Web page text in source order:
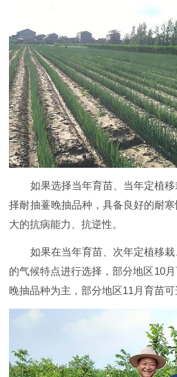
如果选择当年育苗、当年定植
择耐抽薹晚抽品种，具备良好的耐
大的抗病能力、抗逆性。
如果在当年育苗、次年定植移
的气候特点进行选择，部分地区10
晚抽品种为主，部分地区11月育苗可